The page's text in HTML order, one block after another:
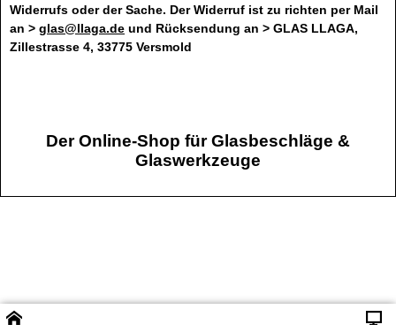
Widerrufs oder der Sache. Der Widerruf ist zu richten per Mail
an > glas@llaga.de und Rücksendung an > GLAS LLAGA,
Zillestrasse 4, 33775 Versmold
Der Online-Shop für Glasbeschläge &
Glaswerkzeuge